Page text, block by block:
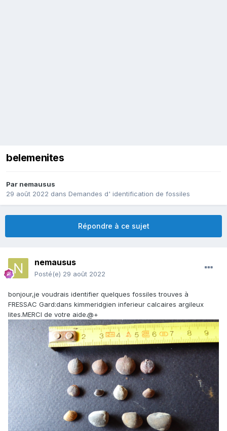
belemenites
Par nemausus
29 août 2022 dans Demandes d' identification de fossiles
Répondre à ce sujet
nemausus
Posté(e) 29 août 2022
bonjour,je voudrais identifier quelques fossiles trouves à
FRESSAC Gard:dans kimmeridgien inferieur calcaires argileux
lites.MERCI de votre aide.@+